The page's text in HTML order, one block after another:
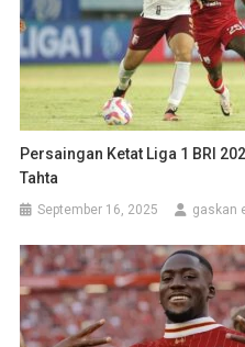
Persaingan Ketat Liga 1 BRI
Tahta
September 16, 2025 gaskan